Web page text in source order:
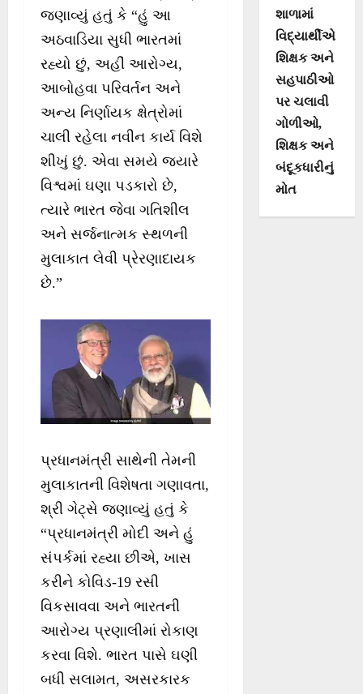
જણાવ્યું હતું કે “હું આ
અઠવાડિયા સુધી ભારતમાં
રહ્યો છું, અહીં આરોગ્ય,
આબોહવા પરિવર્તન અને
અન્ય નિર્ણાયક ક્ષેત્રોમાં
ચાલી રહેલા નવીન કાર્ય વિશે
શીખું છું. એવા સમયે જ્યારે
વિશ્વમાં ઘણા પડકારો છે,
ત્યારે ભારત જેવા ગતિશીલ
અને સર્જનાત્મક સ્થળની
મુલાકાત લેવી પ્રેરણાદાયક
છે.”
પ્રધાનમંત્રી સાથેની તેમની
મુલાકાતની વિશેષતા ગણાવતા,
શ્રી ગેટ્સે જણાવ્યું હતું કે
“પ્રધાનમંત્રી મોદી અને હું
સંપર્કમાં રહ્યા છીએ, ખાસ
કરીને કોવિડ-19 રસી
વિકસાવવા અને ભારતની
આરોગ્ય પ્રણાલીમાં રોકાણ
કરવા વિશે. ભારત પાસે ઘણી
બધી સલામત, અસરકારક
શાળામાં
વિદ્યાર્થીએ
શિક્ષક અને
સહપાઠીઓ
પર ચલાવી
ગોળીઓ,
શિક્ષક અને
બંદૂકધારીનું
મોત